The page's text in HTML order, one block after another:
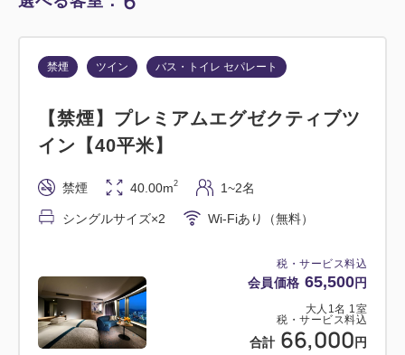
残り2室 詳細 今すぐ予約
喫煙 ツイン
【喫煙】スタンダードツイン【32平
米】
バス・トイレ：ユニットバス
1~2名 シングルサイズ×2
Wi-Fiあり（無料）
税・サービス料込
会員価格 65,500円
大人 1 名 1 室
税・サービス料込
合計 66,000円
禁煙 ツイン バス・トイレ セパレート
【禁煙】プレミアムエグゼクティブツ
イン【40平米】
禁煙 40.00m2 1~2名
シングルサイズ×2 Wi-Fiあり（無料）